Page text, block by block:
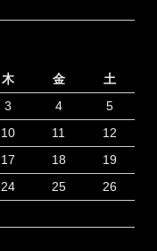
木 金
土
3 4
5
10 11
12
17 18
19
24 25
26